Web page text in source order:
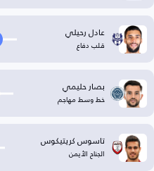
عادل رحيلي
قلب دفاع
بصار حليمي
خط وسط مهاجم
تاسوس كريتيكوس
الجناح الأيمن